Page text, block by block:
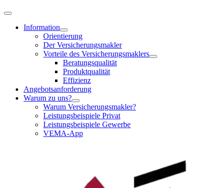
Information
Orientierung
Der Versicherungsmakler
Vorteile des Versicherungsmaklers
Beratungsqualität
Produktqualität
Effizienz
Angebotsanforderung
Warum zu uns?
Warum Versicherungsmakler?
Leistungsbeispiele Privat
Leistungsbeispiele Gewerbe
VEMA-App